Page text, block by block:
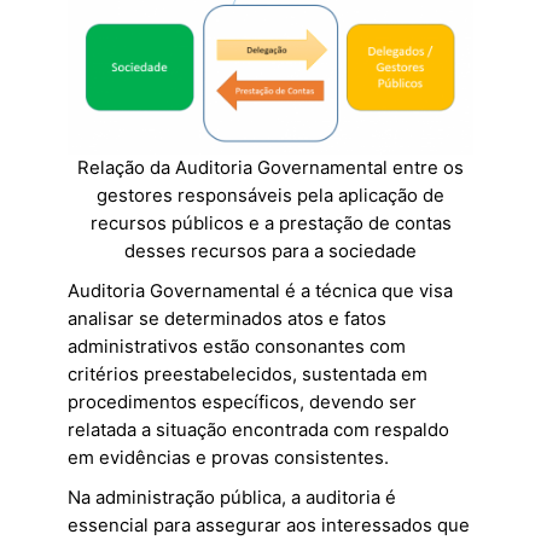
Relação da Auditoria Governamental entre os
gestores responsáveis pela aplicação de
recursos públicos e a prestação de contas
desses recursos para a sociedade
Auditoria Governamental é a técnica que visa
analisar se determinados atos e fatos
administrativos estão consonantes com
critérios preestabelecidos, sustentada em
procedimentos específicos, devendo ser
relatada a situação encontrada com respaldo
em evidências e provas consistentes.
Na administração pública, a auditoria é
essencial para assegurar aos interessados que